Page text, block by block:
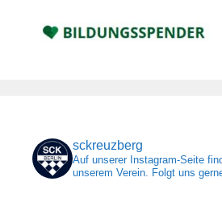
sckreuzberg
Auf unserer Instagram-Seite
unserem Verein. Folgt uns